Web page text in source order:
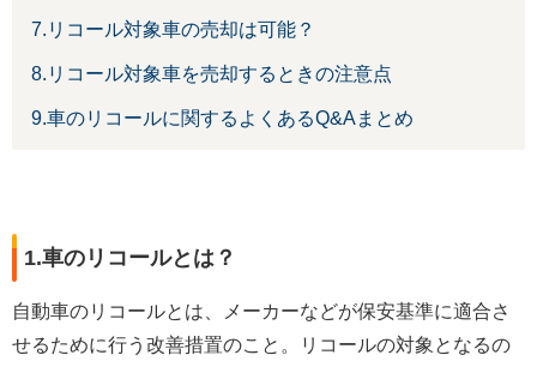
7.リコール対象車の売却は可能？
8.リコール対象車を売却するときの注意点
9.車のリコールに関するよくあるQ&Aまとめ
1.車のリコールとは？
自動車のリコールとは、メーカーなどが保安基準に適合さ
せるために行う改善措置のこと。リコールの対象となるの